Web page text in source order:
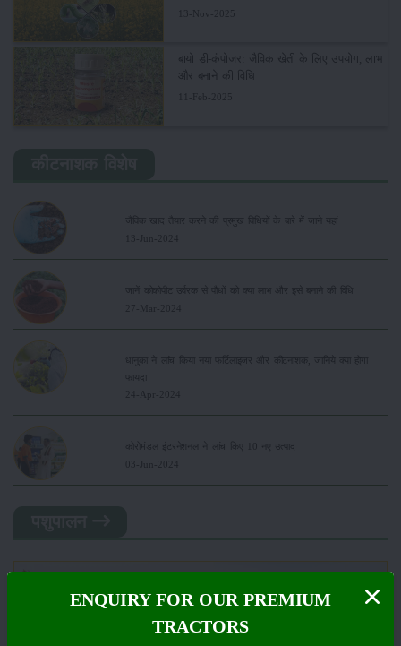
13-Nov-2025
बायो डी-कंपोजर: जैविक खेती के लिए उपयोग, लाभ
और बनाने की विधि
11-Feb-2025
जैविक खाद तैयार करने की प्रमुख विधियों के बारे में जाने यहां
13-Jun-2024
जानें कोकोपीट उर्वरक से पौधों को क्या लाभ और इसे बनाने की विधि
27-Mar-2024
धानुका ने लांच किया नया फर्टिलाइजर और कीटनाशक, जानिये क्या होगा
कोरोमंडल इंटरनेशनल ने लांच किए 10 नए उत्पाद
03-Jun-2024
ENQUIRY FOR OUR PREMIUM
TRACTORS